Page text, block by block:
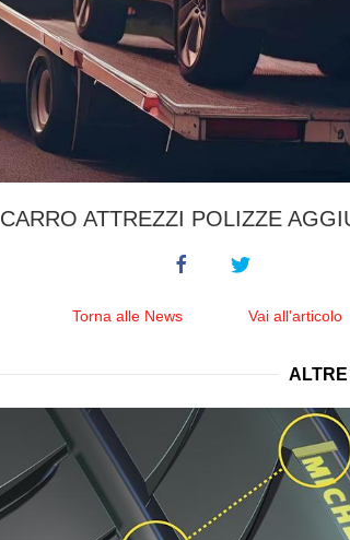
CARRO ATTREZZI POLIZZE
Torna alle News Vai all'articolo